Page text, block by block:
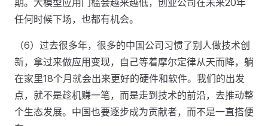
期。大模型应用门槛会越来越低，创业公司在未来20年
任何时候下场，也都有机会。
（6）过去很多年，很多的中国公司习惯了别人做技术创
新，拿过来做应用变现，自己等着摩尔定律从天而降，躺
在家里18个月就会出来更好的硬件和软件。我们的出发
点，就不是趁机赚一笔，而是走到技术的前沿，去推动整
个生态发展。中国也要逐步成为贡献者，而不是一直搭便